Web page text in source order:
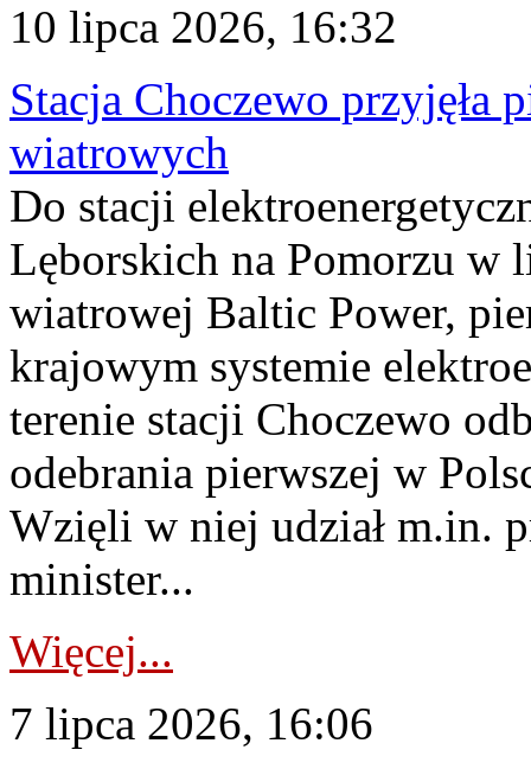
10 lipca 2026, 16:32
Stacja Choczewo przyjęła
wiatrowych
Do stacji
Lęborskich na Pomorzu w
wiatrowej Baltic Power,
krajowym systemie
terenie stacji Choczewo
odebrania pierwszej w
Wzięli w niej udział m.in.
minister...
Więcej...
7 lipca 2026, 16:06